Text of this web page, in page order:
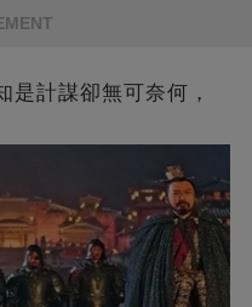
是計謀卻無可奈何，